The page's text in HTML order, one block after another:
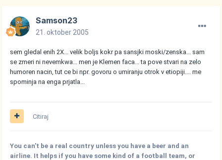
Samson23
21. oktober 2005
sem gledal enih 2X... velik boljs kokr pa sansjki moski/zenska... sam
se zmeri ni nevemkwa... men je Klemen faca... ta pove stvari na zelo
humoren nacin, tut ce bi npr. govoru o umiranju otrok v etiopiji.... me
spominja na enga prjatla...
Citiraj
You can't be a real country unless you have a beer and an
airline. It helps if you have some kind of a football team, or